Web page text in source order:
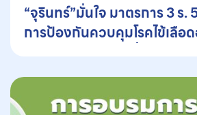
“จุรินทร์”มั่นใจ มาตรการ 3 ร.
การป้องกันควบคุมโรคไข้เลือ